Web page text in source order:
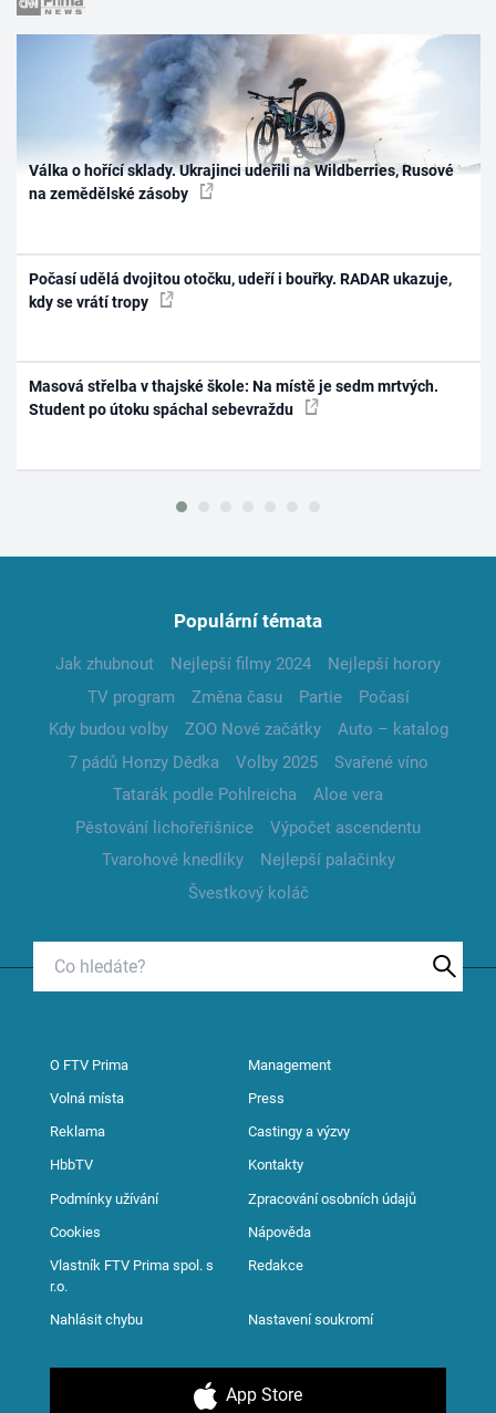
Válka o hořící sklady. Ukrajinci udeřili na Wildberries, Rusové
na zemědělské zásoby
Počasí udělá dvojitou otočku, udeří i bouřky. RADAR ukazuje,
kdy se vrátí tropy
Masová střelba v thajské škole: Na místě je sedm mrtvých.
Student po útoku spáchal sebevraždu
Populární témata
Jak zhubnout Nejlepší filmy 2024
Nejlepší horory
TV program
Změna času Partie
Počasí
Kdy budou volby
ZOO Nové začátky
Auto – katalog
7 pádů Honzy Dědka
Volby 2025
Svařené víno
Tatarák podle Pohlreicha
Aloe vera
Pěstování lichořeřišnice
Výpočet ascendentu
Tvarohové knedlíky
Nejlepší palačinky
Švestkový koláč
O FTV Prima Management
Volná místa Press
Reklama Castingy a výzvy
HbbTV Kontakty
Podmínky užívání Zpracování osobních údajů
Cookies Nápověda
Vlastník FTV Prima spol. s
r.o.
Redakce
Nahlásit chybu Nastavení soukromí
App Store